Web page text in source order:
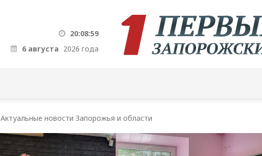
20:09:01
6 августа 2026 года
Актуальные новости Запорожья и области